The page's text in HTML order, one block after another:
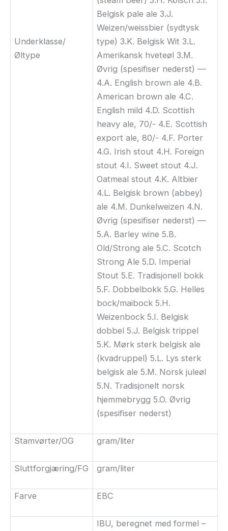
Underklasse/
Øltype
Belgisk pale ale 3.J.
Weizen/weissbier (sydtysk
type) 3.K. Belgisk Wit 3.L.
Amerikansk hveteøl 3.M.
Øvrig (spesifiser nederst) —
4.A. English brown ale 4.B.
American brown ale 4.C.
English mild 4.D. Scottish
heavy ale, 70/- 4.E. Scottish
export ale, 80/- 4.F. Porter
4.G. Irish stout 4.H. Foreign
stout 4.I. Sweet stout 4.J.
Oatmeal stout 4.K. Altbier
4.L. Belgisk brown (abbey)
ale 4.M. Dunkelweizen 4.N.
Øvrig (spesifiser nederst) —
5.A. Barley wine 5.B.
Old/Strong ale 5.C. Scotch
Strong Ale 5.D. Imperial
Stout 5.E. Tradisjonell bokk
5.F. Dobbelbokk 5.G. Helles
bock/maibock 5.H.
Weizenbock 5.I. Belgisk
dobbel 5.J. Belgisk trippel
5.K. Mørk sterk belgisk ale
(kvadruppel) 5.L. Lys sterk
belgisk ale 5.M. Norsk juleøl
5.N. Tradisjonelt norsk
hjemmebrygg 5.O. Øvrig
(spesifiser nederst)
Stamvørter/OG gram/liter
Sluttforgjæring/FG gram/liter
Farve EBC
IBU, beregnet med formel –